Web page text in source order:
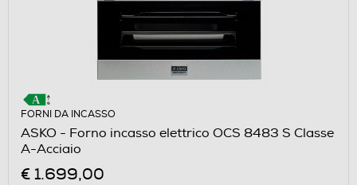
FORNI DA INCASSO
ASKO - Forno incasso elettrico OCS 8483 S Classe
A-Acciaio
€ 1.699,00